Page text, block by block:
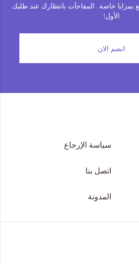
بمزايا خاصة . المفاجآت بانتظارك عند طلبك
الأول!
انضم الان
سياسة الإرجاع
اتصل بنا
المدونة